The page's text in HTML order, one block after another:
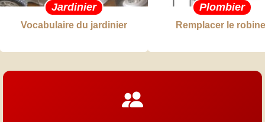
Jardinier
Vocabulaire du jardinier
Plombier
Remplacer le